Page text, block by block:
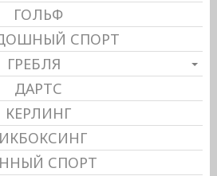
ГОЛЬФ
СПОРТ
ГРЕБЛЯ
ДАРТС
КЕРЛИНГ
СПОРТ